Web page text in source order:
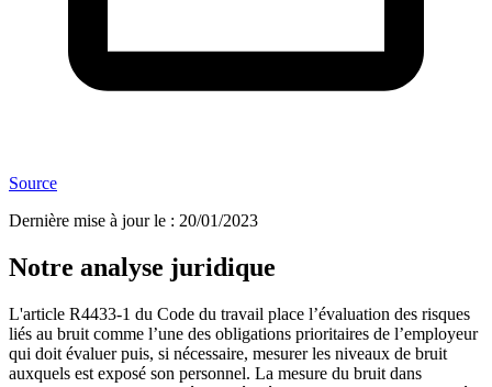
Source
Dernière mise à jour le : 20/01/2023
Notre analyse juridique
L'article R4433-1 du Code du travail place l’évaluation des risques
liés au bruit comme l’une des obligations prioritaires de l’employeur
qui doit évaluer puis, si nécessaire, mesurer les niveaux de bruit
auxquels est exposé son personnel. La mesure du bruit dans